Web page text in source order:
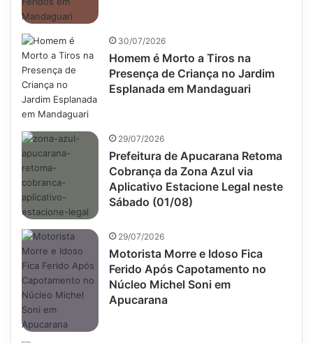
30/07/2026
Homem é Morto a Tiros na
Presença de Criança no Jardim
Esplanada em Mandaguari
29/07/2026
Prefeitura de Apucarana Retoma
Cobrança da Zona Azul via
Aplicativo Estacione Legal neste
Sábado (01/08)
29/07/2026
Motorista Morre e Idoso Fica
Ferido Após Capotamento no
Núcleo Michel Soni em
Apucarana